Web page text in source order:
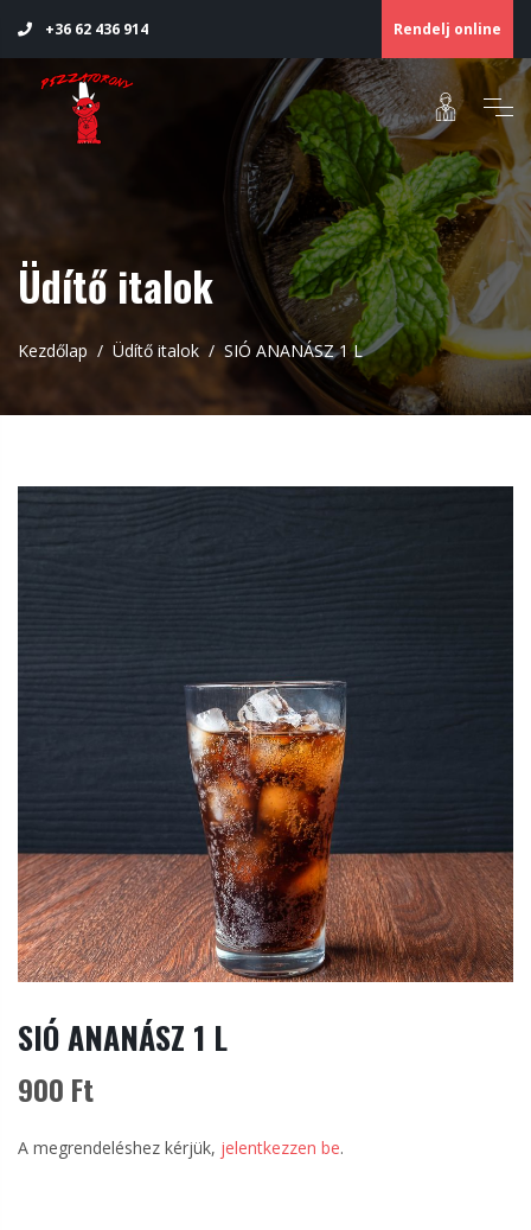
+36 62 436 914 Rendelj online
Üdítő italok
Kezdőlap Üdítő italok SIÓ ANANÁSZ 1 L
SIÓ ANANÁSZ 1 L
900 Ft
A megrendeléshez kérjük, jelentkezzen be.